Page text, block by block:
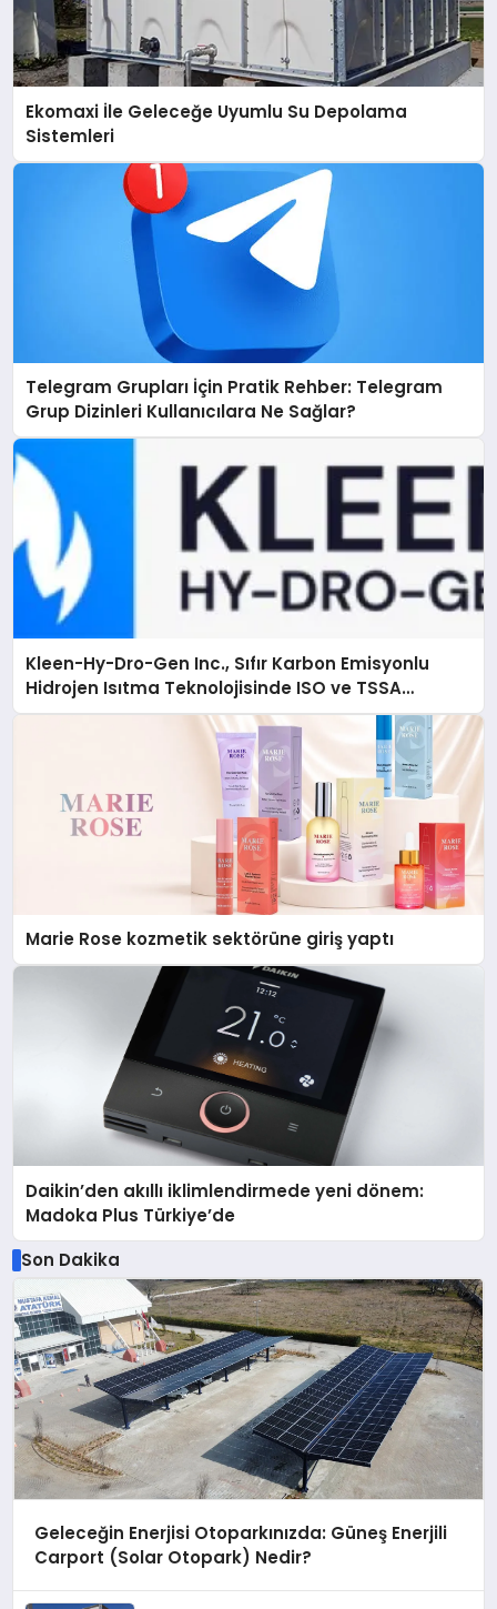
Ekomaxi İle Geleceğe Uyumlu Su Depolama
Sistemleri
Telegram Grupları İçin Pratik Rehber: Telegram
Grup Dizinleri Kullanıcılara Ne Sağlar?
Kleen-Hy-Dro-Gen Inc., Sıfır Karbon Emisyonlu
Hidrojen Isıtma Teknolojisinde ISO ve TSSA
Düzenleyici Onaylarını Aldı
Marie Rose kozmetik sektörüne giriş yaptı
Daikin’den akıllı iklimlendirmede yeni dönem:
Madoka Plus Türkiye’de
Son Dakika
Geleceğin Enerjisi Otoparkınızda: Güneş Enerjili
Carport (Solar Otopark) Nedir?